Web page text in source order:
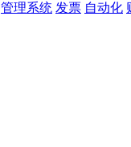
管理系统 发票 自动化